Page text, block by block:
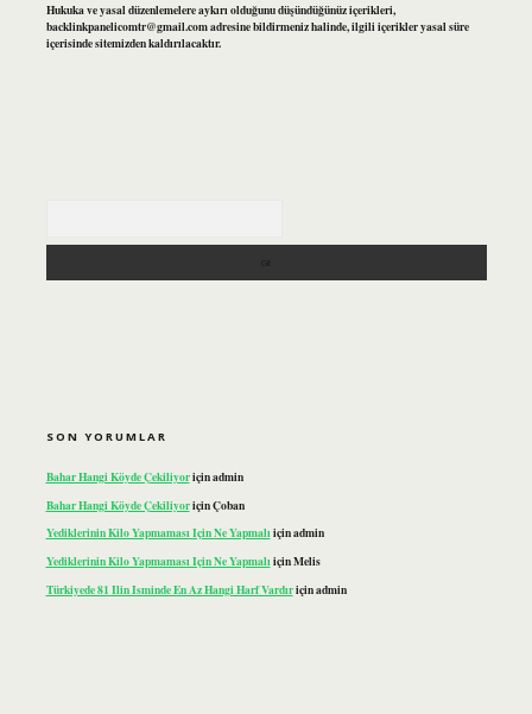
Hukuka ve yasal düzenlemelere aykırı olduğunu düşündüğünüz içerikleri,
backlinkpanelicomtr@gmail.comadresine bildirmeniz halinde, ilgili içerikler yasal süre
içerisinde sitemizden kaldırılacaktır.
SON YORUMLAR
Bahar Hangi Köyde Çekiliyoriçinadmin
Bahar Hangi Köyde ÇekiliyoriçinÇoban
Yediklerinin Kilo Yapmaması Için Ne Yapmalıiçinadmin
Yediklerinin Kilo Yapmaması Için Ne YapmalıiçinMelis
Türkiyede 81 Ilin Isminde En Az Hangi Harf Vardıriçinadmin